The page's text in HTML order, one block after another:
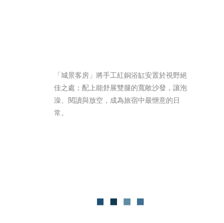
「城景客房」將手工紅銅浴缸安置於視野絕
佳之處；配上能舒展雙腿的寬敞沙發，讓泡
澡、閱讀與放空，成為旅宿中最愜意的日
常。